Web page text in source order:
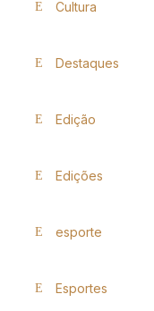
Cultura
Destaques
Edição
Edições
esporte
Esportes